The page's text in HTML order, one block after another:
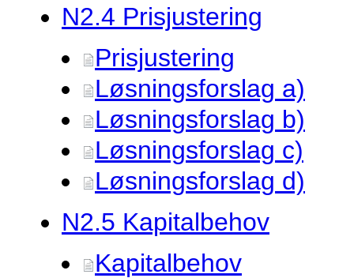
N2.4 Prisjustering
Prisjustering
Løsningsforslag a)
Løsningsforslag b)
Løsningsforslag c)
Løsningsforslag d)
N2.5 Kapitalbehov
Kapitalbehov